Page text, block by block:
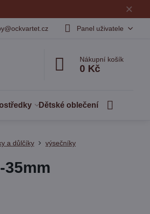
✕
Panel uživatele
Nákupní košík
0 Kč
Dětské oblečení
a důlčíky výsečníky